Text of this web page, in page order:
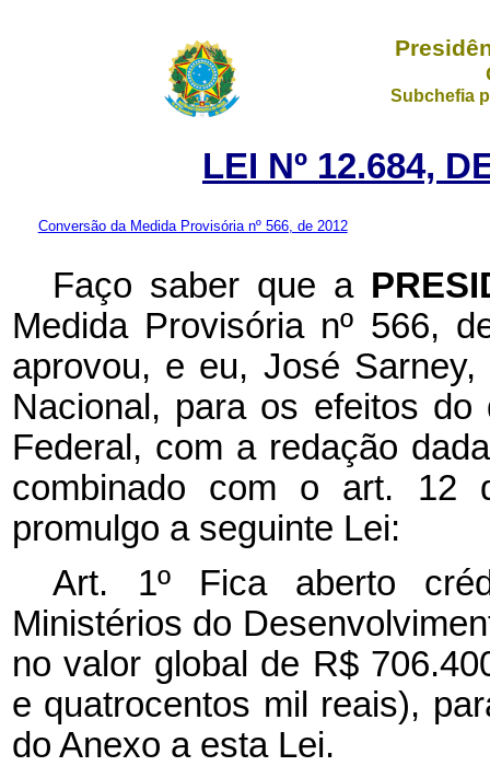
Subchefia
LEI Nº 12.684,
Conversão da Medida Provisória nº 566, de 2012
Faço saber que a
Medida Provisória nº 566,
aprovou, e eu, José
Nacional, para os efeitos
Federal, com a redação
combinado com o art. 12
promulgo a seguinte Lei:
Art. 1º Fica aberto
Ministérios do
no valor global de R$
e quatrocentos mil reais),
do Anexo a esta Lei.